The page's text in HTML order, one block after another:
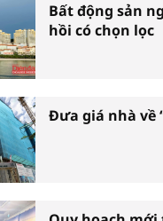
Bất động sản
hồi có chọn lọc
Đưa giá nhà về